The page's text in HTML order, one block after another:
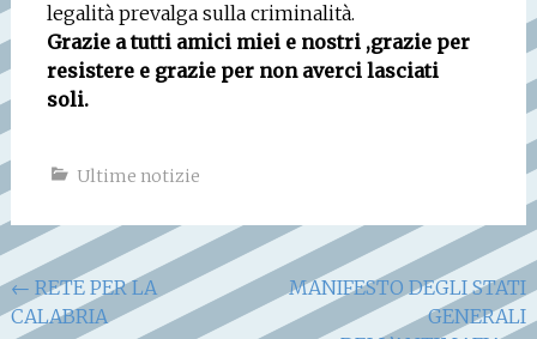
legalità prevalga sulla criminalità.
Grazie a tutti amici miei e nostri ,grazie per
resistere e grazie per non averci lasciati
soli.
Ultime notizie
Navigazione
articoli
← RETE PER LA
CALABRIA
MANIFESTO DEGLI STATI
GENERALI